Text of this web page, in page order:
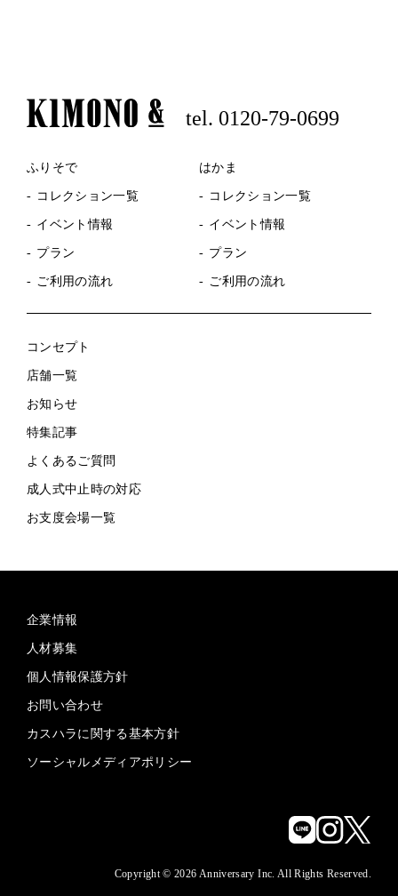
tel. 0120-79-0699
ふりそで
コレクション一覧
イベント情報
プラン
ご利用の流れ
はかま
コレクション一覧
イベント情報
プラン
ご利用の流れ
コンセプト
店舗一覧
お知らせ
特集記事
よくあるご質問
成人式中止時の対応
お支度会場一覧
企業情報
人材募集
個人情報保護方針
お問い合わせ
カスハラに関する基本方針
ソーシャルメディアポリシー
Copyright © 2026 Anniversary Inc. All Rights Reserved.